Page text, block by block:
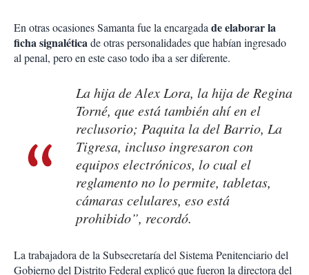
En otras ocasiones Samanta fue la encargada de elaborar la
ficha signaléticade otras personalidades que habían ingresado
al penal, pero en este caso todo iba a ser diferente.
La hija de Alex Lora, la hija de Regina
Torné, que está también ahí en el
reclusorio; Paquita la del Barrio, La
Tigresa, incluso ingresaron con
equipos electrónicos, lo cual el
reglamento no lo permite, tabletas,
cámaras celulares, eso está
prohibido”, recordó.
La trabajadora de la Subsecretaría del Sistema Penitenciario del
Gobierno del Distrito Federal explicó que fueron la directora del